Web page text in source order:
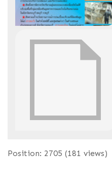
Position: 2705 (181 views)